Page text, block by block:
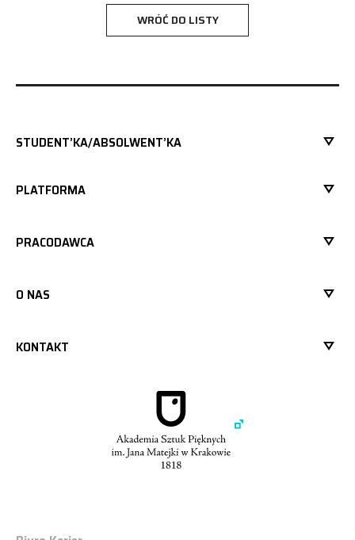
WRÓĆ DO LISTY
STUDENT’KA/ABSOLWENT’KA
PLATFORMA
PRACODAWCA
O NAS
KONTAKT